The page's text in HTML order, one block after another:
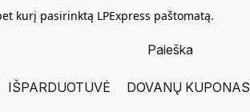
kurį pasirinktą LPExpress paštomatą.
IŠPARDUOTUVĖ DOVANŲ KUPONAS